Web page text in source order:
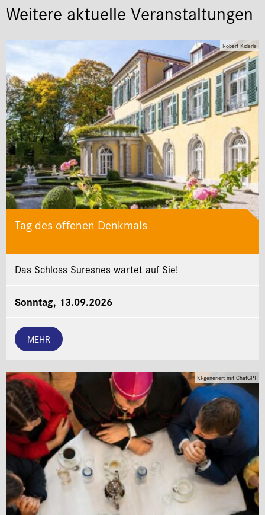
Weitere aktuelle Veranstaltungen
Robert Kiderle
Tag des offenen Denkmals
Das Schloss Suresnes wartet auf Sie!
Sonntag, 13.09.2026
MEHR
KI-generiert mit ChatGPT